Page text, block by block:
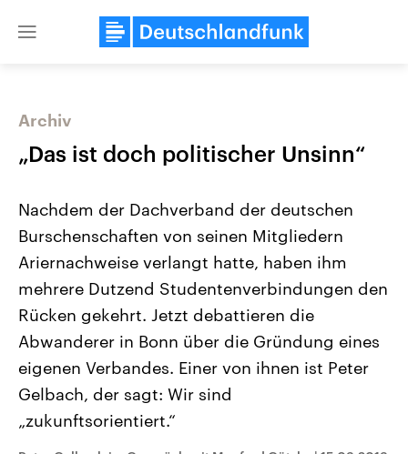
Close
USA
Aktuelle Beiträge, Analysen und
Hintergründe
Wirtschaftlich und militärisch
gehören die Vereinigten Staaten zu
den mächtigsten Ländern der Erde,
mit großem Einfluss auf das
aktuelle Weltgeschehen.
Nahostkonflikt
Aktuelle Lage und
Der Überfall der
Terrororganisation Hamas
Oktober 2023 auf Israel
Archiv
„Das ist doch politischer Unsinn“
Nachdem der Dachverband der deutschen
Burschenschaften von seinen Mitgliedern
Ariernachweise verlangt hatte, haben ihm
mehrere Dutzend Studentenverbindungen den
Rücken gekehrt. Jetzt debattieren die
Abwanderer in Bonn über die Gründung eines
eigenen Verbandes. Einer von ihnen ist Peter
Gelbach, der sagt: Wir sind
„zukunftsorientiert.“